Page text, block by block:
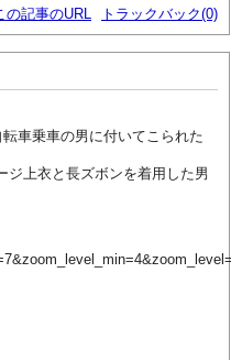
の記事のURL トラックバック(0)
車乗車の男に付いてこられた
上衣と長ズボンを着用した男